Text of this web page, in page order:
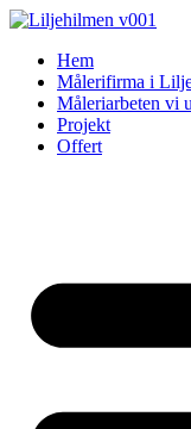
Skip
contentHem
Målerifirma i
Måleriarbeten vi
Projekt
Offert